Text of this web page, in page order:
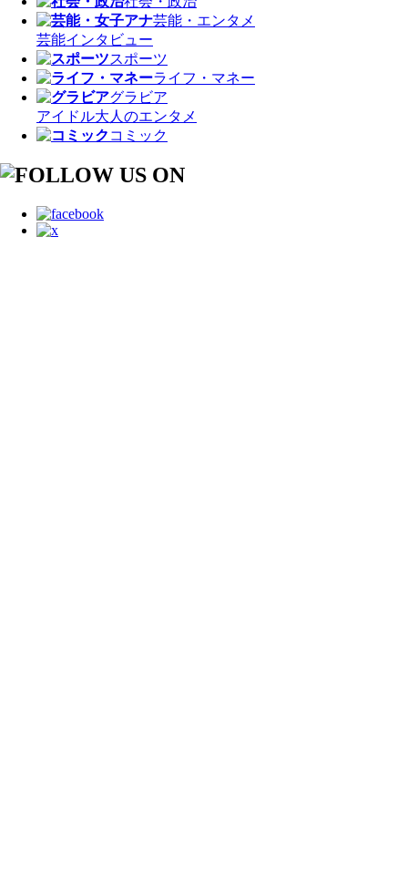
芸能・エンタメ
芸能インタビュー
スポーツ
ライフ・マネー
グラビア
アイドル大人のエンタメ
コミック